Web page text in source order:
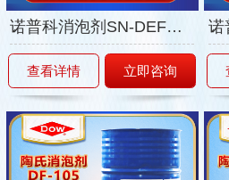
诺普科消泡剂SN-DEFOAMER345
查看详情 立即咨询